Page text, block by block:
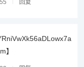
回复
】